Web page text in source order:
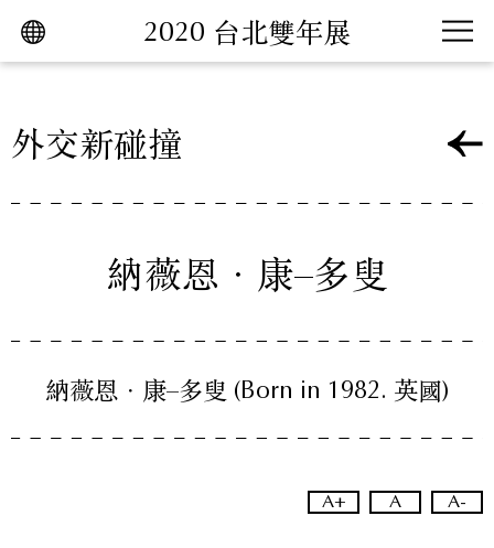
2020 台北雙年展
外交新碰撞
納薇恩．康–多叟
納薇恩．康–多叟 (Born in 1982. 英國)
A+ A A-